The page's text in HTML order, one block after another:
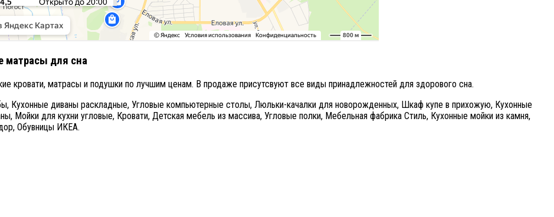
матрасы для сна
кровати, матрасы и подушки по лучшим ценам. В продаже присутсвуют все виды принадлежностей для здорового сна.
Кухонные диваны раскладные, Угловые компьютерные столы, Люльки-качалки для новорожденных, Шкаф купе в прихожую, Кухонные
Мойки для кухни угловые, Кровати, Детская мебель из массива, Угловые полки, Мебельная фабрика Стиль, Кухонные мойки из камня,
Обувницы ИКЕА.